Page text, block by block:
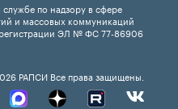
по надзору в сфере
и массовых коммуникаций
регистрации ЭЛ № ФС 77-86906
РАПСИ Все права защищены.